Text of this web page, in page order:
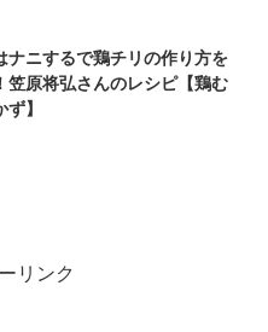
ナニするで鶏チリの作り方を
笠原将弘さんのレシピ【鶏む
】
リンク